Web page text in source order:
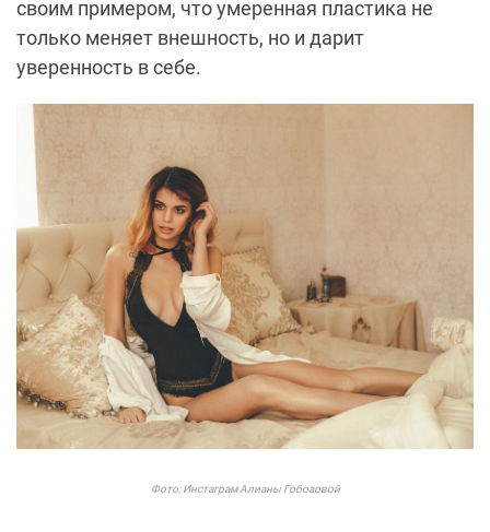
своим примером, что умеренная пластика не
только меняет внешность, но и дарит
уверенность в себе.
Фото: Инстаграм Алианы Гобозовой